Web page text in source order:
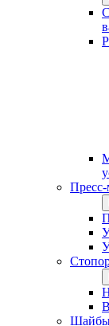
Пресс-
Шайбы